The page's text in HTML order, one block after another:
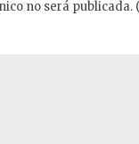
no será publicada.